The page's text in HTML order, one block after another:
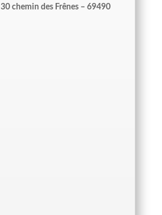
30 chemin des Frênes – 69490